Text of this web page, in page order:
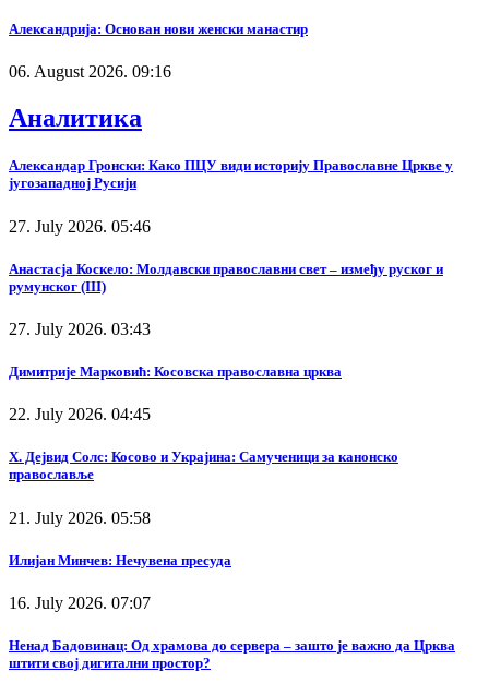
Александрија: Основан нови женски манастир
06. August 2026. 09:16
Аналитика
Александар Гронски: Како ПЦУ види историју Православне Цркве у
југозападној Русији
27. July 2026. 05:46
Анастасја Коскело: Молдавски православни свет – између руског и
румунског (III)
27. July 2026. 03:43
Димитрије Марковић: Косовска православна црква
22. July 2026. 04:45
Х. Дејвид Солс: Косово и Украјина: Самученици за канонско
православље
21. July 2026. 05:58
Илијан Минчев: Нечувена пресуда
16. July 2026. 07:07
Ненад Бадовинац: Од храмова до сервера – зашто је важно да Црква
штити свој дигитални простор?